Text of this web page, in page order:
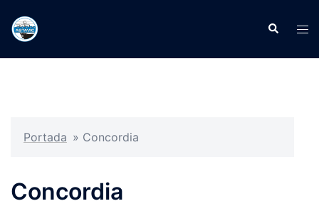
Portada » Concordia
Concordia